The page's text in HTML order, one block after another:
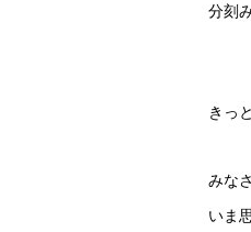
分刻
きっ
みな
いま